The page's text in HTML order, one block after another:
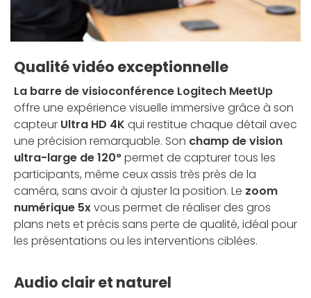
Qualité vidéo exceptionnelle
La barre de visioconférence Logitech MeetUp
offre une expérience visuelle immersive grâce à son
capteur Ultra HD 4K qui restitue chaque détail avec
une précision remarquable. Son champ de vision
ultra-large de 120°permet de capturer tous les
participants, même ceux assis très près de la
caméra, sans avoir à ajuster la position. Le zoom
numérique 5xvous permet de réaliser des gros
plans nets et précis sans perte de qualité, idéal pour
les présentations ou les interventions ciblées.
Audio clair et naturel